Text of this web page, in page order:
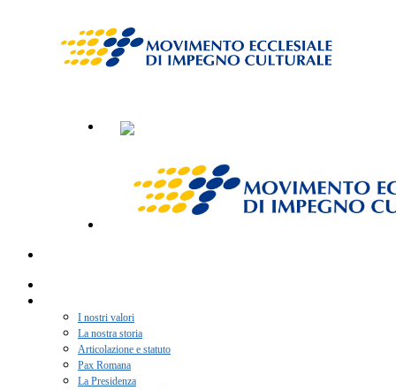
I nostri valori
La nostra storia
Articolazione e statuto
Pax Romana
La Presidenza